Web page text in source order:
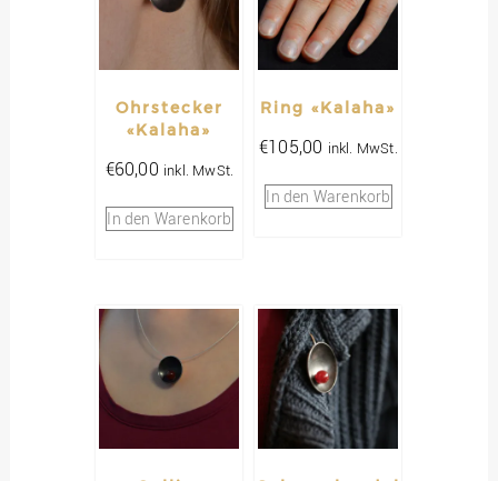
Ohrstecker
«Kalaha»
€60,00 inkl. MwSt.
In den Warenkorb
Ring «Kalaha»
€105,00 inkl. MwSt.
In den Warenkorb